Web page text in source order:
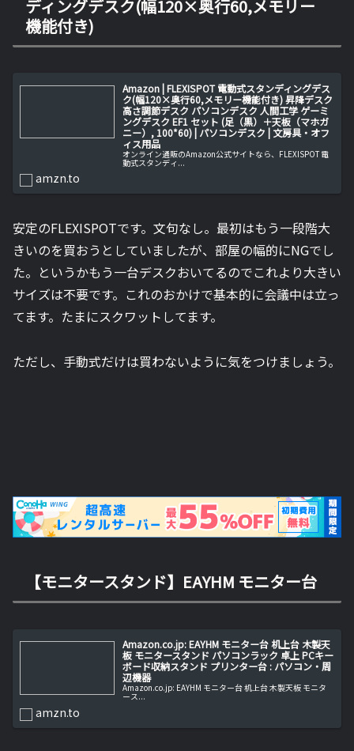
ディングデスク(幅120×奥行60,メモリー
機能付き)
Amazon | FLEXISPOT 電動式スタンディングデス
ク(幅120×奥行60,メモリー機能付き) 昇降デスク
高さ調節デスク パソコンデスク 人間工学 ゲーミ
ングデスク EF1 セット (足（黒）＋天板（マホガ
ニー）, 100*60) | パソコンデスク | 文房具・オフ
ィス用品
オンライン通販のAmazon公式サイトなら、FLEXISPOT 電
動式スタンディ...
amzn.to
安定のFLEXISPOTです。文句なし。最初はもう一段階大
きいのを買おうとしていましたが、部屋の幅的にNGでし
た。というかもう一台デスクおいてるのでこれより大きい
サイズは不要です。これのおかけで基本的に会議中は立っ
てます。たまにスクワットしてます。
ただし、手動式だけは買わないように気をつけましょう。
【モニタースタンド】EAYHM モニター台
Amazon.co.jp: EAYHM モニター台 机上台 木製天
板 モニタースタンド パソコンラック 卓上 PCキー
ボード収納スタンド プリンター台 : パソコン・周
辺機器
Amazon.co.jp: EAYHM モニター台 机上台 木製天板 モニタ
ース...
amzn.to